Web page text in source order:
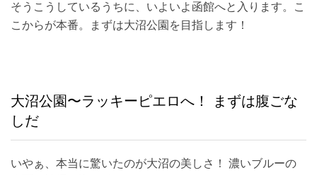
そうこうしているうちに、いよいよ函館へと入ります。こ
こからが本番。まずは大沼公園を目指します！
大沼公園〜ラッキーピエロへ！ まずは腹ごな
しだ
いやぁ、本当に驚いたのが大沼の美しさ！ 濃いブルーの